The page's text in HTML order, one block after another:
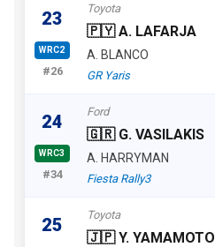
23
WRC2
#26
Toyota
🇵🇾 A. LAFARJA
A. BLANCO
GR Yaris
24
WRC3
#34
Ford
🇬🇷 G. VASILAKIS
A. HARRYMAN
Fiesta Rally3
25 Toyota
🇯🇵 Y. YAMAMOTO